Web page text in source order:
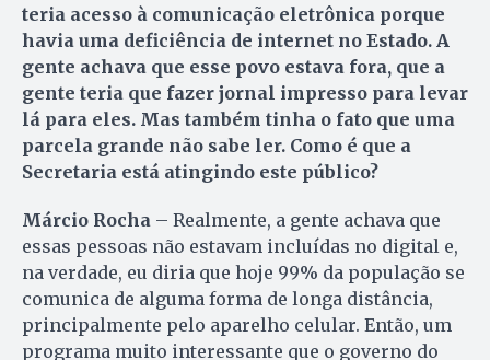
teria acesso à comunicação eletrônica porque
havia uma deficiência de internet no Estado. A
gente achava que esse povo estava fora, que a
gente teria que fazer jornal impresso para levar
lá para eles. Mas também tinha o fato que uma
parcela grande não sabe ler. Como é que a
Secretaria está atingindo este público?
Márcio Rocha – Realmente, a gente achava que
essas pessoas não estavam incluídas no digital e,
na verdade, eu diria que hoje 99% da população se
comunica de alguma forma de longa distância,
principalmente pelo aparelho celular. Então, um
programa muito interessante que o governo do